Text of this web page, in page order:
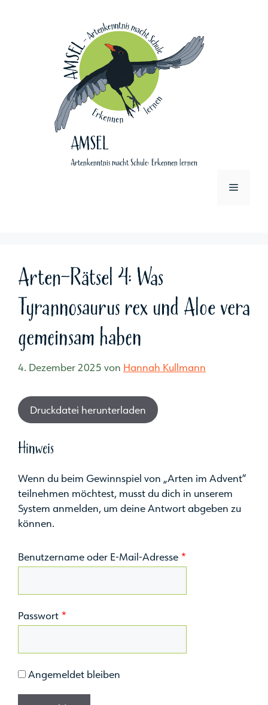
AMSEL
Artenkenntnis macht Schule: Erkennen lernen
Menü
Arten-Rätsel 4: Was
Tyrannosaurus rex und Aloe vera
gemeinsam haben
4. Dezember 2025 von Hannah Kullmann
Druckdatei herunterladen
Hinweis
Wenn du beim Gewinnspiel von „Arten im Advent“
teilnehmen möchtest, musst du dich in unserem
System anmelden, um deine Antwort abgeben zu
können.
Benutzername oder E-Mail-Adresse *
Passwort *
Angemeldet bleiben